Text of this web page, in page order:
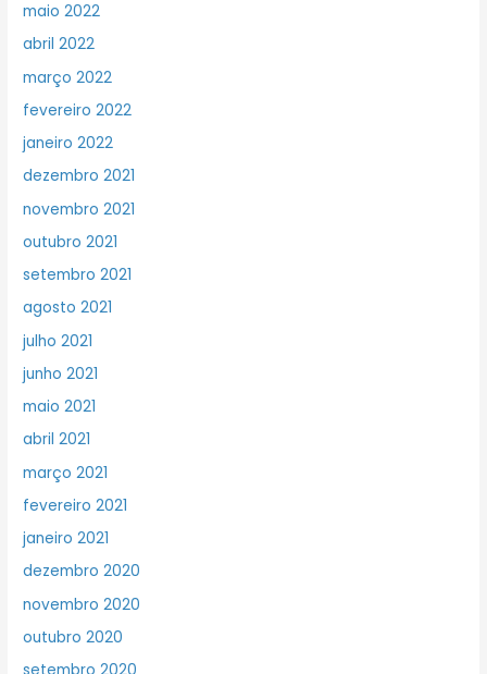
maio 2022
abril 2022
março 2022
fevereiro 2022
janeiro 2022
dezembro 2021
novembro 2021
outubro 2021
setembro 2021
agosto 2021
julho 2021
junho 2021
maio 2021
abril 2021
março 2021
fevereiro 2021
janeiro 2021
dezembro 2020
novembro 2020
outubro 2020